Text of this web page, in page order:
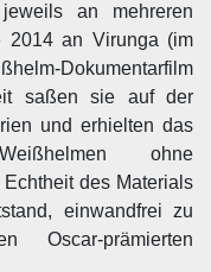
an mehreren
2014 an Virunga (im
Dokumentarfilm
saßen sie auf der
und erhielten das
ohne
des Materials
einwandfrei zu
prämierten